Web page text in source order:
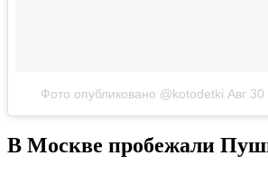
Фото опубликовано @kotodetki Авг
В Москве пробежали